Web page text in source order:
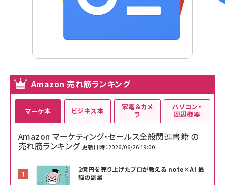
Amazon 売れ筋ランキング
マーケ本
Amazon マーケティング・セールス全般関連書籍 の
売れ筋ランキング 更新日時：2026/06/26 19:00
2億円を売り上げたプロが教える note×AI 最
強の副業
ビジネス本 家電＆カメ
ラ
パソコン・
周辺機器